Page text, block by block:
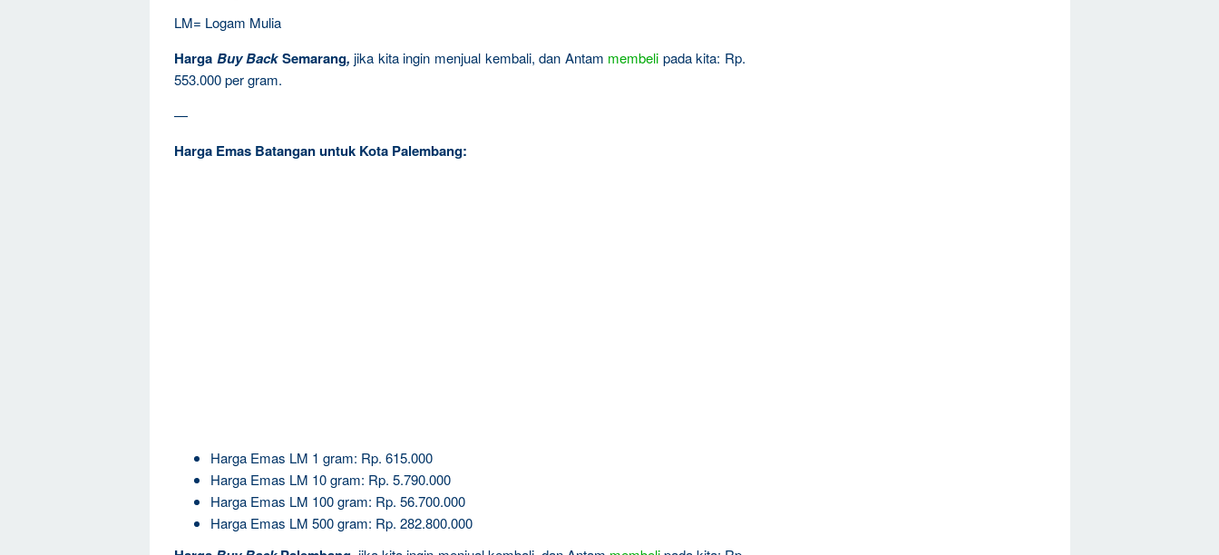
LM= Logam Mulia
Harga Buy BackSemarang,jika kita ingin menjual kembali, dan Antam membeli pada kita: Rp.
553.000 per gram.
—
Harga Emas Batangan untuk Kota Palembang:
Harga Emas LM 1 gram: Rp. 615.000
Harga Emas LM 10 gram: Rp. 5.790.000
Harga Emas LM 100 gram: Rp. 56.700.000
Harga Emas LM 500 gram: Rp. 282.800.000